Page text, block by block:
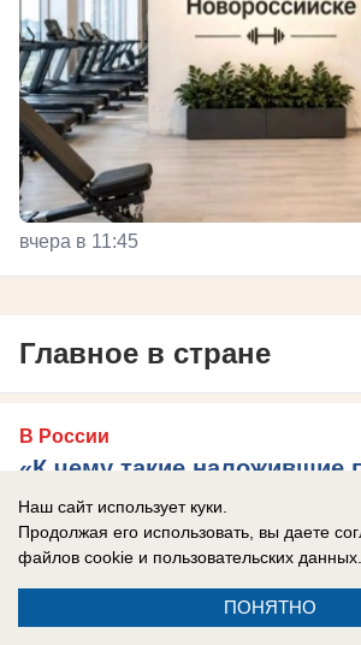
вчера в 11:45
Главное в стране
В России
«К чему такие наложившие
штаны, вонючие
Медведев рассказал про
проверки России на
Ситуация с Грузией показала,
Наш сайт использует куки.
Продолжая его использовать, вы даете
файлов cookie и пользовательских данных.
ПОНЯТНО